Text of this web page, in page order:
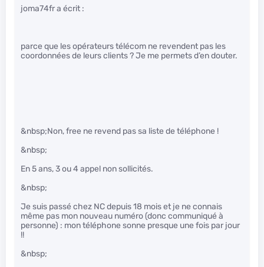
joma74fr a écrit :
parce que les opérateurs télécom ne revendent pas les
coordonnées de leurs clients ? Je me permets d’en douter.
&nbsp;Non, free ne revend pas sa liste de téléphone !
&nbsp;
En 5 ans, 3 ou 4 appel non sollicités.
&nbsp;
Je suis passé chez NC depuis 18 mois et je ne connais
même pas mon nouveau numéro (donc communiqué à
personne) : mon téléphone sonne presque une fois par jour
!!
&nbsp;